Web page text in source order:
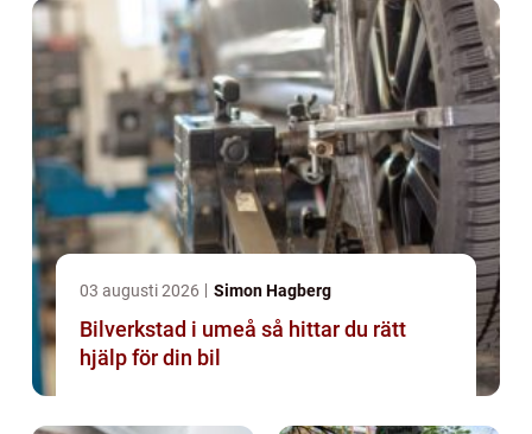
03 augusti 2026 Simon Hagberg
Bilverkstad i umeå så hittar du rätt
hjälp för din bil